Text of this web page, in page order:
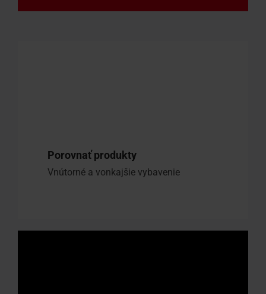
Porovnať produkty
Vnútorné a vonkajšie vybavenie